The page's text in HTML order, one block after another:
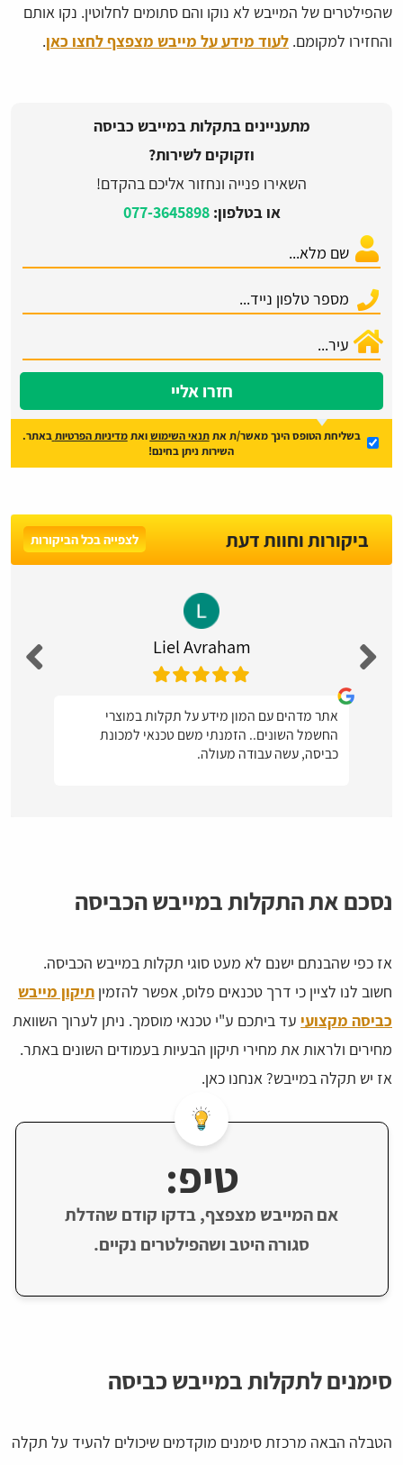
שהפילטרים של המייבש לא נוקו והם סתומים לחלוטין. נקו אותם
והחזירו למקומם. לעוד מידע על מייבש מצפצף לחצו כאן.
מתעניינים בתקלות במייבש כביסה
וזקוקים לשירות?
השאירו פנייה ונחזור אליכם בהקדם!
או בטלפון:077-3645898
חזרו אליי
בשליחת הטופס הינך מאשר/ת אתתנאי השימושואתמדיניות הפרטיות באתר.
השירות ניתן בחינם!
ביקורות וחוות דעת לצפייה בכל הביקורות
Liel Avraham
אתר מדהים עם המון מידע על תקלות במוצרי
החשמל השונים.. הזמנתי משם טכנאי למכונת
כביסה, עשה עבודה מעולה.
נסכם את התקלות במייבש הכביסה
אז כפי שהבנתם ישנם לא מעט סוגי תקלות במייבש הכביסה.
חשוב לנו לציין כי דרך טכנאים פלוס, אפשר להזמין תיקון מייבש
כביסה מקצועי עד ביתכם ע"י טכנאי מוסמך. ניתן לערוך השוואת
מחירים ולראות את מחירי תיקון הבעיות בעמודים השונים באתר.
אז יש תקלה במייבש? אנחנו כאן.
טיפ:
אם המייבש מצפצף, בדקו קודם שהדלת
סגורה היטב ושהפילטרים נקיים.
סימנים לתקלות במייבש כביסה
הטבלה הבאה מרכזת סימנים מוקדמים שיכולים להעיד על תקלה